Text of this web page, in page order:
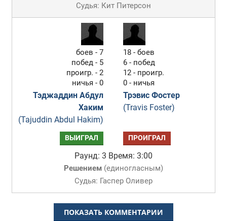
Судья: Кит Питерсон
боев - 7
побед - 5
проигр. - 2
ничья - 0
Тэджаддин Абдул
Хаким
(Tajuddin Abdul Hakim)
18 - боев
6 - побед
12 - проигр.
0 - ничья
Трэвис Фостер
(Travis Foster)
ВЫИГРАЛ ПРОИГРАЛ
Раунд: 3 Время: 3:00
Решением(единогласным)
Судья: Гаспер Оливер
ПОКАЗАТЬ КОММЕНТАРИИ